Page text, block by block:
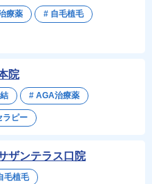
院
# AGA治療薬
ラピー
ザンテラス口院
毛植毛
療薬 # 自毛植毛